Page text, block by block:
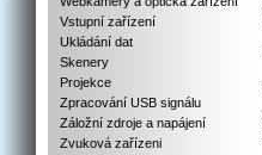
Vstupní zařízení
Ukládání dat
Skenery
Projekce
Zpracování USB signálu
Záložní zdroje a napájení
Zvuková zařízeni